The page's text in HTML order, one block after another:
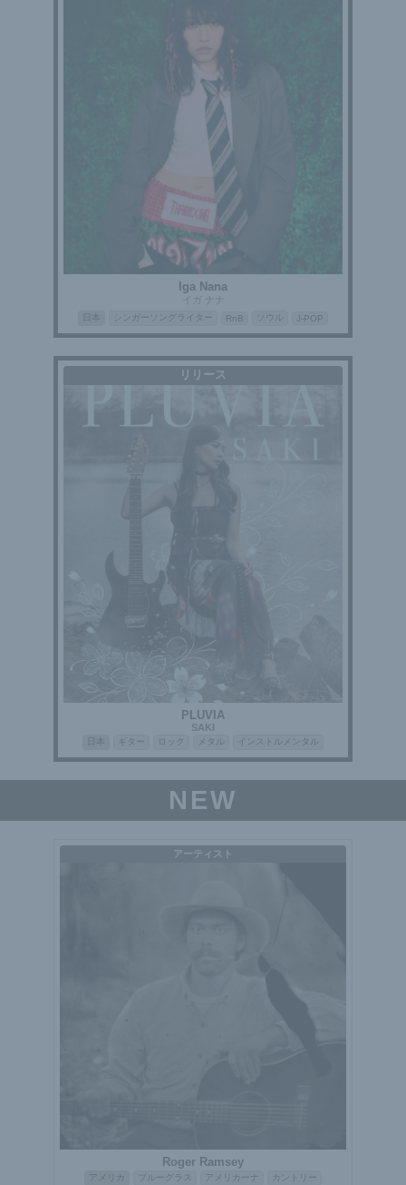
Iga Nana
イガ ナナ
シンガーソングライター RnB ソウル J-POP
リリース
PLUVIA
SAKI
ギター ロック メタル インストルメンタル
NEW
アーティスト
Roger Ramsey
アメリカ ブルーグラス アメリカーナ
カントリー